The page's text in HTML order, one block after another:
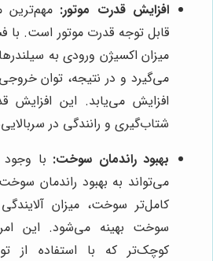
افزایش قدرت موتور: مهم‌ترین
قابل توجه قدرت موتور است. با
میزان اکسیژن ورودی به
می‌گیرد و در نتیجه، توان
افزایش می‌یابد. این افزایش
شتاب‌گیری و رانندگی در
بهبود راندمان سوخت: با وجود
می‌تواند به بهبود راندمان
کامل‌تر سوخت، میزان
سوخت بهینه می‌شود. این
کوچک‌تر که با استفاده از